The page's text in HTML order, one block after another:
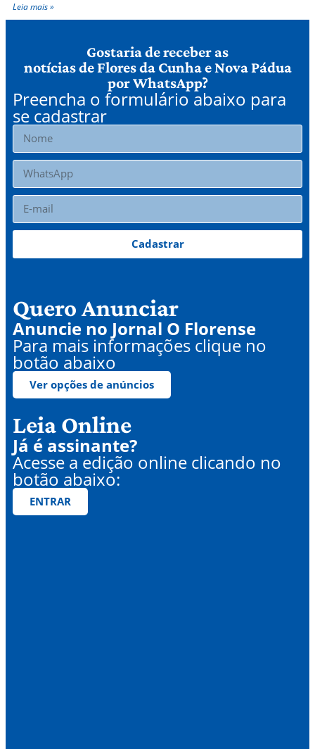
Leia mais »
Gostaria de receber as
notícias de Flores da Cunha e Nova Pádua
por WhatsApp?
Preencha o formulário abaixo para
se cadastrar
Cadastrar
Quero Anunciar
Anuncie no Jornal O Florense
Para mais informações clique no
botão abaixo
Ver opções de anúncios
Leia Online
Já é assinante?
Acesse a edição online clicando no
botão abaixo:
ENTRAR